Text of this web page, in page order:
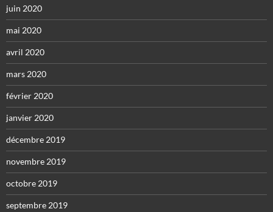
juin 2020
mai 2020
avril 2020
mars 2020
février 2020
janvier 2020
décembre 2019
novembre 2019
octobre 2019
septembre 2019